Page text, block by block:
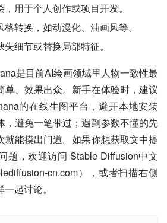
用于个人创作或项目开发。
转换，如动漫化、油画风等。
细节或替换局部特征。
是目前AI绘画领域里人物一致性最
单、效果出众。新手在体验时，建议
的在线生图平台，避开本地安装
，避免一笔带过；遇到参数不懂的先
就能摸出门道。如果你想获取文中提
题，欢迎访问 Stable Diffusion中文
cn.com），或者扫描右侧
起讨论。